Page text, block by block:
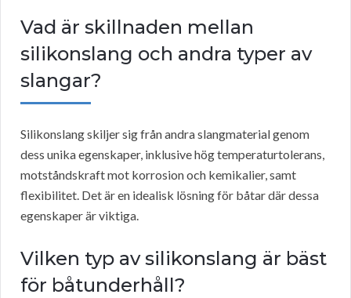
Vad är skillnaden mellan
silikonslang och andra typer av
slangar?
Silikonslang skiljer sig från andra slangmaterial genom
dess unika egenskaper, inklusive hög temperaturtolerans,
motståndskraft mot korrosion och kemikalier, samt
flexibilitet. Det är en idealisk lösning för båtar där dessa
egenskaper är viktiga.
Vilken typ av silikonslang är bäst
för båtunderhåll?